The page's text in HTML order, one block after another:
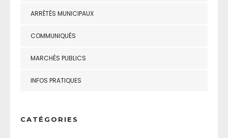
ARRÊTÉS MUNICIPAUX
COMMUNIQUÉS
MARCHÉS PUBLICS
INFOS PRATIQUES
CATÉGORIES